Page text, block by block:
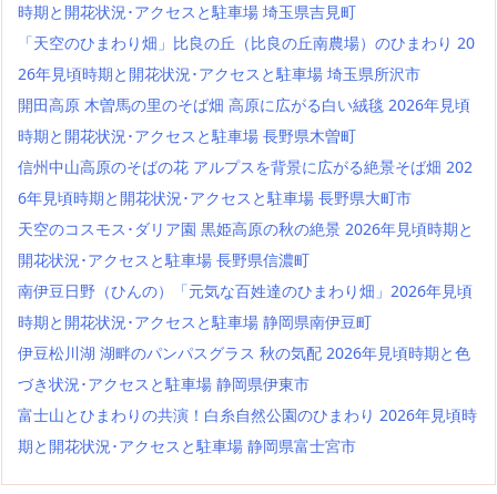
時期と開花状況･アクセスと駐車場 埼玉県吉見町
「天空のひまわり畑」比良の丘（比良の丘南農場）のひまわり 20
26年見頃時期と開花状況･アクセスと駐車場 埼玉県所沢市
開田高原 木曽馬の里のそば畑 高原に広がる白い絨毯 2026年見頃
時期と開花状況･アクセスと駐車場 長野県木曽町
信州中山高原のそばの花 アルプスを背景に広がる絶景そば畑 202
6年見頃時期と開花状況･アクセスと駐車場 長野県大町市
天空のコスモス･ダリア園 黒姫高原の秋の絶景 2026年見頃時期と
開花状況･アクセスと駐車場 長野県信濃町
南伊豆日野（ひんの）「元気な百姓達のひまわり畑」2026年見頃
時期と開花状況･アクセスと駐車場 静岡県南伊豆町
伊豆松川湖 湖畔のパンパスグラス 秋の気配 2026年見頃時期と色
づき状況･アクセスと駐車場 静岡県伊東市
富士山とひまわりの共演！白糸自然公園のひまわり 2026年見頃時
期と開花状況･アクセスと駐車場 静岡県富士宮市